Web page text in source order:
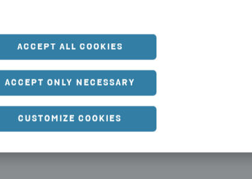
ACCEPT ALL COOKIES
ACCEPT ONLY NECESSARY
CUSTOMIZE COOKIES
værdifulde materialer og
Ved at genanvende
via Stena Confidential.
affald fra afhentning til